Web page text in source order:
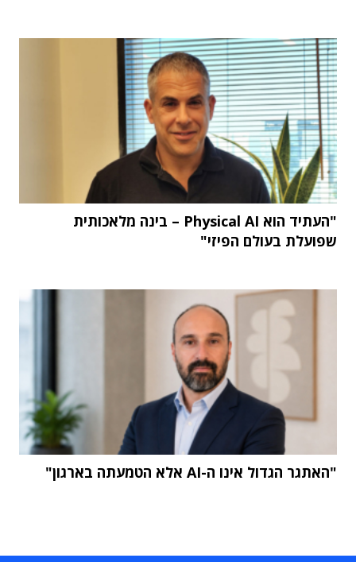
"העתיד הוא Physical AI – בינה מלאכותית
שפועלת בעולם הפיזי"
"האתגר הגדול אינו ה-AI אלא הטמעתה בארגון"